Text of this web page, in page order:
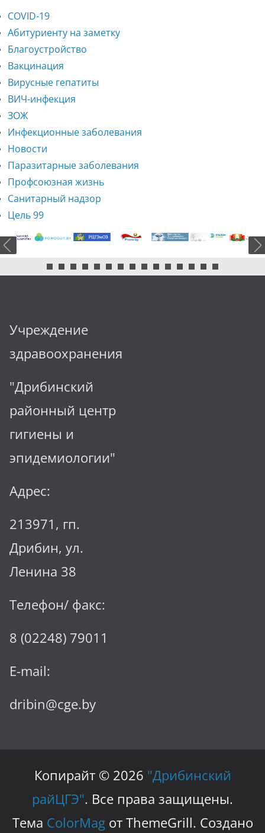
COVID-19
Абитуриенту на заметку
Благоустройство
Вакцинация
Вирусные гепатиты
ВИЧ-инфекция
ЗОЖ
Инфекционные заболевания
Новости
Паразитарные заболевания
Профсоюзная жизнь
Санитарный надзор
Цель 99
Учреждение
здравоохранения
"Дрибинский
районный центр
гигиены и
эпидемиологии"
Адрес:
213971, гп.
Дрибин, ул.
Ленина 38
Телефон/ факс:
8 (02248) 79011
E-mail:
dribin@cge.by
Копирайт © 2026 "Дрибинский
райЦГЭ". Все права защищены.
Тема ColorMagот ThemeGrill. Создано